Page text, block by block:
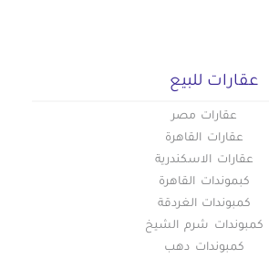
عقارات للبيع
عقارات مصر
عقارات القاهرة
عقارات الاسكندرية
كبموندات القاهرة
كمبوندات الغردقة
كمبوندات شرم الشيخ
كمبوندات دهب